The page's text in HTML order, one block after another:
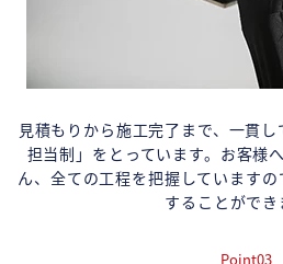
見積もりから施工完了まで、一貫
担当制」をとっています。お客様
ん、全ての工程を把握しています
することができ
Point03